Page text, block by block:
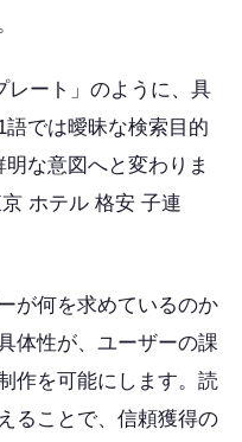
レート」のように、具
では曖昧な検索目的
な意図へと変わりま
ホテル 格安 子連
が何を求めているのか
体性が、ユーザーの課
作を可能にします。読
ることで、信頼獲得の